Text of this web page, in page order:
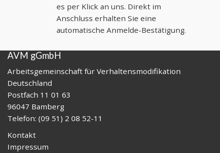
es per Klick an uns. Direkt im
Anschluss erhalten Sie eine
automatische Anmelde-Bestätigung.
AVM gGmbH
Arbeitsgemeinschaft für Verhaltensmodifikation
Deutschland
Postfach 11 01 63
96047 Bamberg
Telefon: (09 51) 2 08 52-11
Kontakt
Impressum